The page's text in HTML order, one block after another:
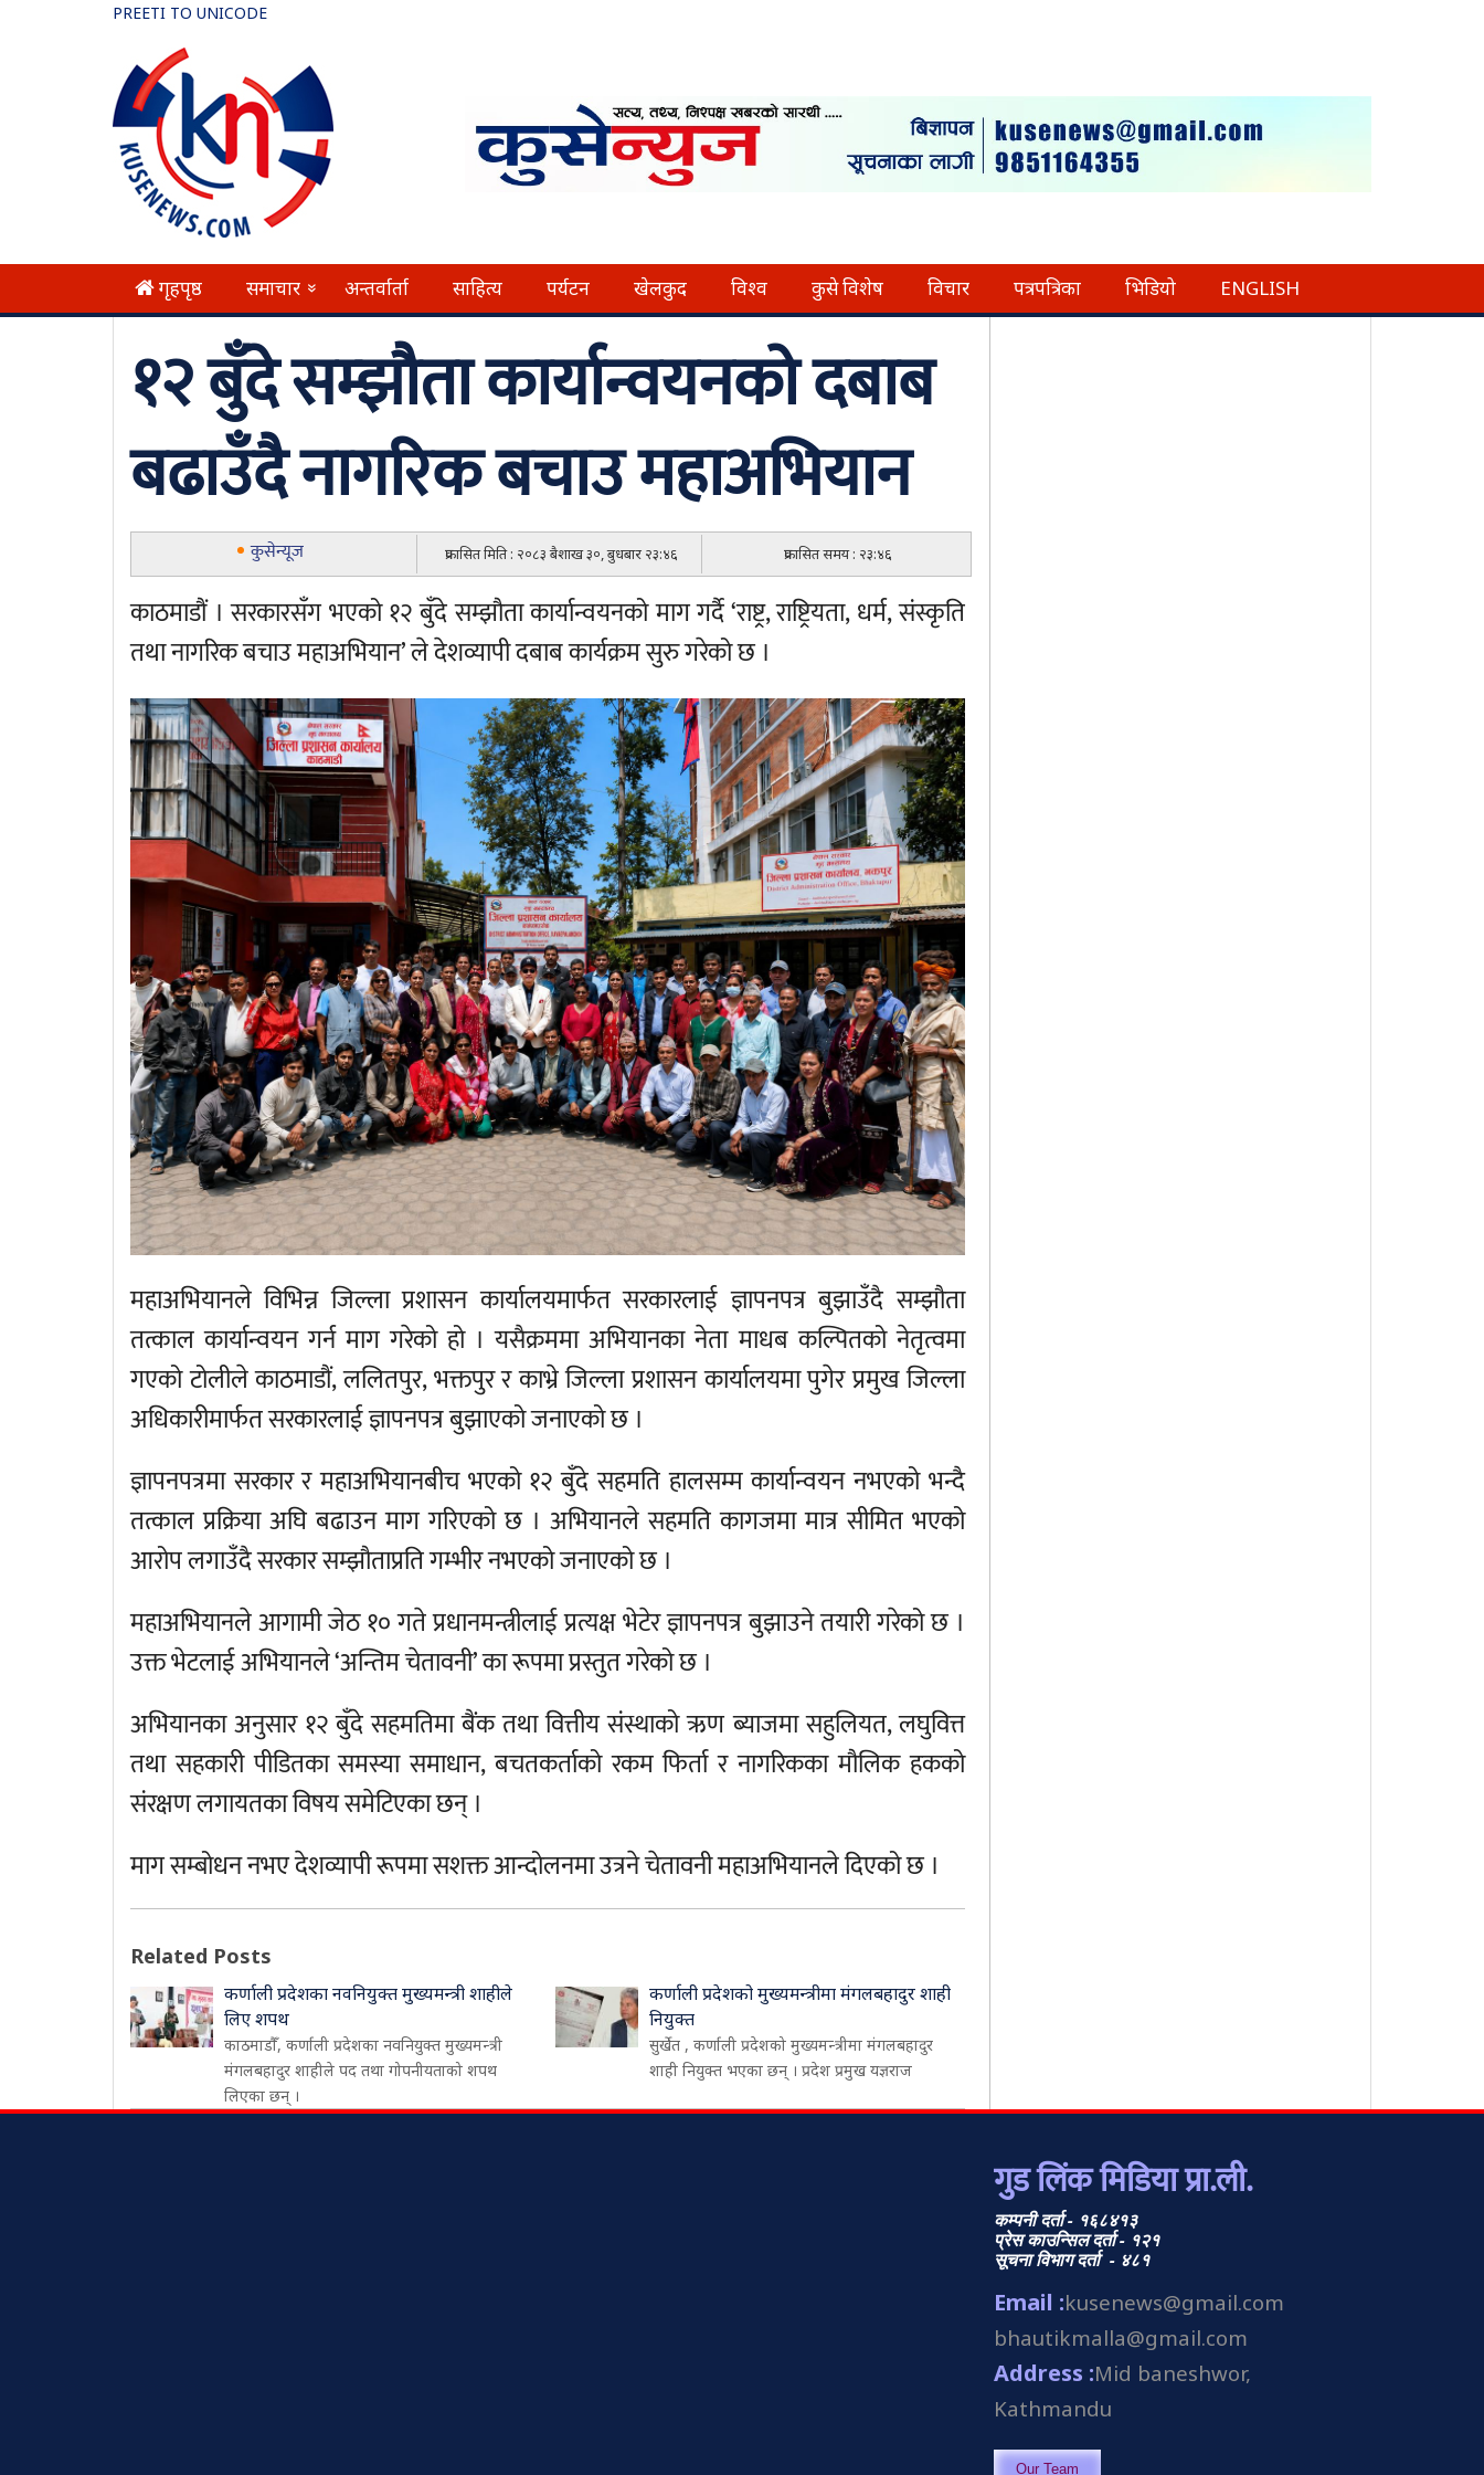
PREETI TO UNICODE
गृहपृष्ठ समाचार » अन्तर्वार्ता साहित्य पर्यटन खेलकुद विश्व कुसे विशेष विचार पत्रपत्रिका भिडियो ENGLISH
१२ बुँदे सम्झौता कार्यान्वयनको दबाब
बढाउँदै नागरिक बचाउ महाअभियान
कुसेन्यूज प्रकासित मिति : २०८३ बैशाख ३०, बुधबार २३:४६ प्रकासित समय : २३:४६
काठमाडौं । सरकारसँग भएको १२ बुँदे सम्झौता कार्यान्वयनको माग गर्दै ‘राष्ट्र, राष्ट्रियता, धर्म, संस्कृति
तथा नागरिक बचाउ महाअभियान’ ले देशव्यापी दबाब कार्यक्रम सुरु गरेको छ ।
महाअभियानले विभिन्न जिल्ला प्रशासन कार्यालयमार्फत सरकारलाई ज्ञापनपत्र बुझाउँदै सम्झौता
तत्काल कार्यान्वयन गर्न माग गरेको हो । यसैक्रममा अभियानका नेता माधब कल्पितको नेतृत्वमा
गएको टोलीले काठमाडौं, ललितपुर, भक्तपुर र काभ्रे जिल्ला प्रशासन कार्यालयमा पुगेर प्रमुख जिल्ला
अधिकारीमार्फत सरकारलाई ज्ञापनपत्र बुझाएको जनाएको छ ।
ज्ञापनपत्रमा सरकार र महाअभियानबीच भएको १२ बुँदे सहमति हालसम्म कार्यान्वयन नभएको भन्दै
तत्काल प्रक्रिया अघि बढाउन माग गरिएको छ । अभियानले सहमति कागजमा मात्र सीमित भएको
आरोप लगाउँदै सरकार सम्झौताप्रति गम्भीर नभएको जनाएको छ ।
महाअभियानले आगामी जेठ १० गते प्रधानमन्त्रीलाई प्रत्यक्ष भेटेर ज्ञापनपत्र बुझाउने तयारी गरेको छ ।
उक्त भेटलाई अभियानले ‘अन्तिम चेतावनी’ का रूपमा प्रस्तुत गरेको छ ।
अभियानका अनुसार १२ बुँदे सहमतिमा बैंक तथा वित्तीय संस्थाको ऋण ब्याजमा सहुलियत, लघुवित्त
तथा सहकारी पीडितका समस्या समाधान, बचतकर्ताको रकम फिर्ता र नागरिकका मौलिक हकको
संरक्षण लगायतका विषय समेटिएका छन् ।
माग सम्बोधन नभए देशव्यापी रूपमा सशक्त आन्दोलनमा उत्रने चेतावनी महाअभियानले दिएको छ ।
Related Posts
कर्णाली प्रदेशका नवनियुक्त मुख्यमन्त्री शाहीले
लिए शपथ
काठमाडौँ, कर्णाली प्रदेशका नवनियुक्त मुख्यमन्त्री
मंगलबहादुर शाहीले पद तथा गोपनीयताको शपथ
लिएका छन् ।
कर्णाली प्रदेशको मुख्यमन्त्रीमा मंगलबहादुर शाही
नियुक्त
सुर्खेत , कर्णाली प्रदेशको मुख्यमन्त्रीमा मंगलबहादुर
शाही नियुक्त भएका छन् । प्रदेश प्रमुख यज्ञराज
गुड लिंक मिडिया प्रा.ली.
कम्पनी दर्ता - १६८४१३
प्रेस काउन्सिल दर्ता - १२१
सूचना विभाग दर्ता - ४८१
Email :kusenews@gmail.com
bhautikmalla@gmail.com
Address :Mid baneshwor,
Kathmandu
Our Team